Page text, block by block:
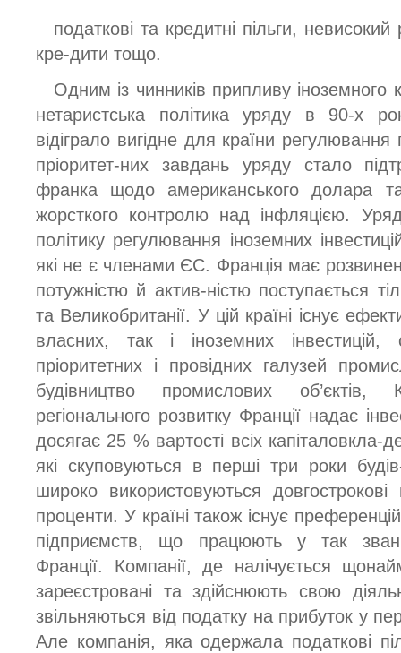
податкові та кредитні пільги,
кре-дити тощо.
Одним із чинників припливу
нетаристська політика уряду в 90-х
відіграло вигідне для країни
пріоритет-них завдань уряду стало
франка щодо американського долара
жорсткого контролю над інфляцією.
політику регулювання іноземних
які не є членами ЄС. Франція має
потужністю й актив-ністю поступається
та Великобританії. У цій країні існує
власних, так і іноземних
пріоритетних і провідних галузей
будівництво промислових об’єктів,
регіонального розвитку Франції надає
досягає 25 % вартості всіх
які скуповуються в перші три роки
широко використовуються довгострокові
проценти. У країні також існує
підприємств, що працюють у так
Франції. Компанії, де налічується
зареєстровані та здійснюють свою
звільняються від податку на прибуток у
Але компанія, яка одержала податкові